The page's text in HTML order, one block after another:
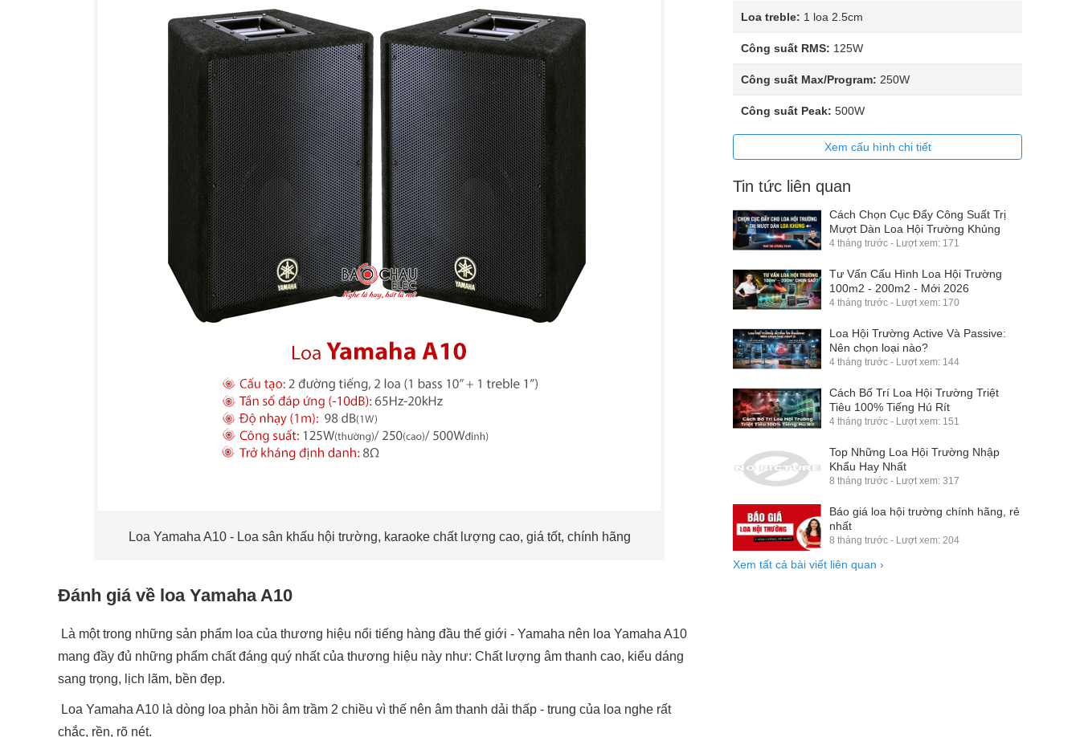
Loa Yamaha A10 - Loa sân khấu hội trường, karaoke chất lượng cao, giá tốt, chính hãng
Đánh giá về loa Yamaha A10
Là một trong những sản phẩm loa của thương hiệu nổi tiếng hàng đầu thế giới - Yamaha nên loa Yamaha A10
mang đầy đủ những phẩm chất đáng quý nhất của thương hiệu này như: Chất lượng âm thanh cao, kiểu dáng
sang trọng, lịch lãm, bền đẹp.
Loa Yamaha A10 là dòng loa phản hồi âm trầm 2 chiều vì thế nên âm thanh dải thấp - trung của loa nghe rất
chắc, rền, rõ nét.
Loa treble: 1 loa 2.5cm
Công suất RMS: 125W
Công suất Max/Program: 250W
Công suất Peak: 500W
Xem cấu hình chi tiết
Tin tức liên quan
Cách Chọn Cục Đẩy Công Suất Trị
Mượt Dàn Loa Hội Trường Khủng
4 tháng trước - Lượt xem: 171
Tư Vấn Cấu Hình Loa Hội Trường
100m2 - 200m2 - Mới 2026
4 tháng trước - Lượt xem: 170
Loa Hội Trường Active Và Passive:
Nên chọn loại nào?
4 tháng trước - Lượt xem: 144
Cách Bố Trí Loa Hội Trường Triệt
Tiêu 100% Tiếng Hú Rít
4 tháng trước - Lượt xem: 151
Top Những Loa Hội Trường Nhập
Khẩu Hay Nhất
8 tháng trước - Lượt xem: 317
Báo giá loa hội trường chính hãng, rẻ
nhất
8 tháng trước - Lượt xem: 204
Xem tất cả bài viết liên quan ›